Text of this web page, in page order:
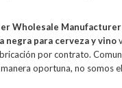
Wholesale Manufacturer
negra para cerveza y vino
por contrato.
oportuna, no somos